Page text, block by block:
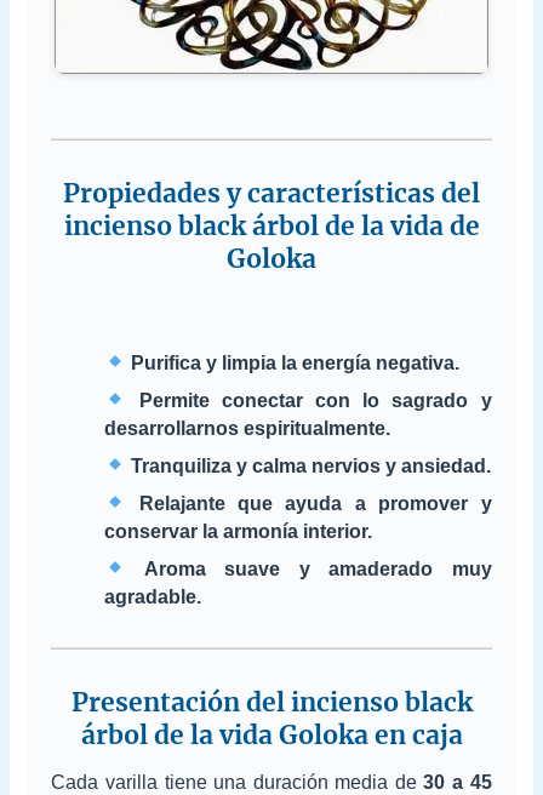
Propiedades y características del
incienso black árbol de la vida de
Goloka
Purifica y limpia la energía negativa.
Permite conectar con lo sagrado y
desarrollarnos espiritualmente.
Tranquiliza y calma nervios y ansiedad.
Relajante que ayuda a promover y
conservar la armonía interior.
Aroma suave y amaderado muy
agradable.
Presentación del incienso black
árbol de la vida Goloka en caja
Cada varilla tiene una duración media de30 a 45